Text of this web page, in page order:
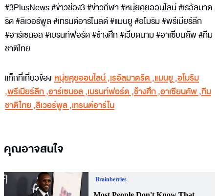
#3PlusNews #ข่าวช่อง3 #ข่าวกีฬา #หนุ่ยคุยออนไลน์ #เรอัลมาด
ริด #ลิเวอร์พูล #เทรนต์อาร์โนลด์ #แมนยู #อโมริม #พรีเมียร์ลีก
#อาร์เซนอล #เบรนท์ฟอร์ด #ช้างศึก #เวียดนาม #อาเซียนคัพ #ทีม
ชาติไทย
แท็กที่เกี่ยวข้อง หนุ่ยคุยออนไลน์,เรอัลมาดริด ,แมนยู,อโมริม
,พรีเมียร์ลีก,อาร์เซนอล,เบรนท์ฟอร์ด ,ช้างศึก,อาเซียนคัพ,ทีม
ชาติไทย,ลิเวอร์พูล,เทรนต์อาร์โน
คุณอาจสนใจ